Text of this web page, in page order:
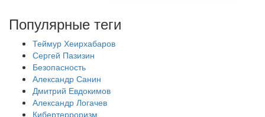
Популярные теги
Теймур Хеирхабаров
Сергей Пазизин
Безопасность
Александр Санин
Дмитрий Евдокимов
Александр Логачев
Кибертерроризм